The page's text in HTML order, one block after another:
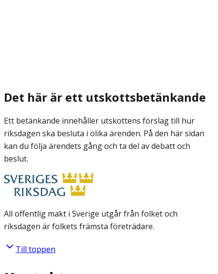
Det här är ett utskottsbetänkande
Ett betänkande innehåller utskottens förslag till hur
riksdagen ska besluta i olika ärenden. På den här sidan
kan du följa ärendets gång och ta del av debatt och
beslut.
All offentlig makt i Sverige utgår från folket och
riksdagen är folkets främsta företrädare.
Till toppen